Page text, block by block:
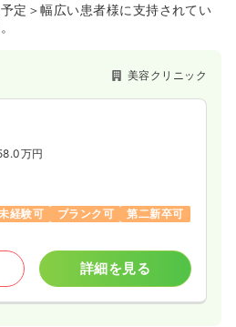
定＞幅広い患者様に支持されてい
美容クリニック
万円
経験可 ブランク可
第二新卒可
詳細を見る